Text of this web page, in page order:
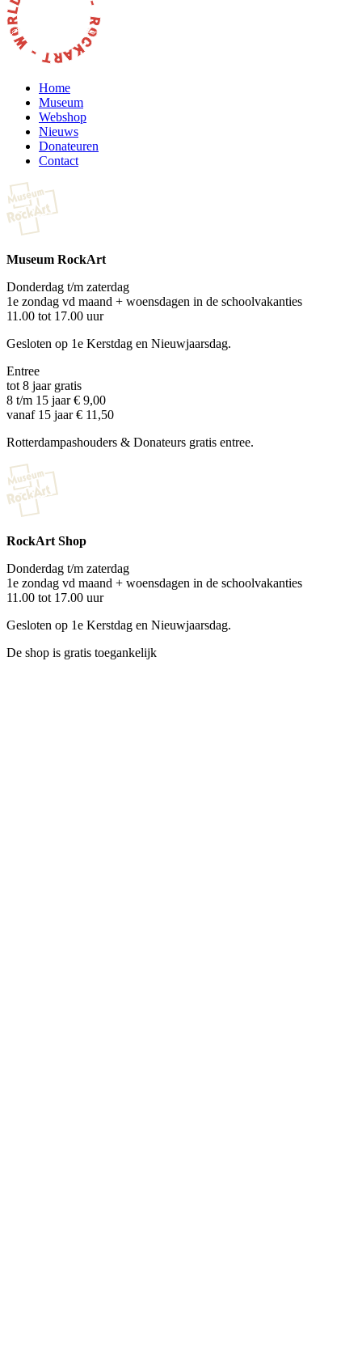
Home
Museum
Webshop
Nieuws
Donateuren
Contact
Museum RockArt
Donderdag t/m zaterdag
1e zondag vd maand + woensdagen in de schoolvakanties
11.00 tot 17.00 uur
Gesloten op 1e Kerstdag en Nieuwjaarsdag.
Entree
tot 8 jaar gratis
8 t/m 15 jaar € 9,00
vanaf 15 jaar € 11,50
Rotterdampashouders & Donateurs gratis entree.
RockArt Shop
Donderdag t/m zaterdag
1e zondag vd maand + woensdagen in de schoolvakanties
11.00 tot 17.00 uur
Gesloten op 1e Kerstdag en Nieuwjaarsdag.
De shop is gratis toegankelijk